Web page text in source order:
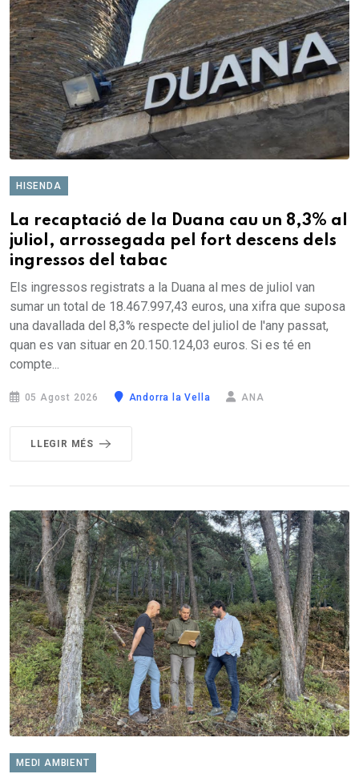
HISENDA
La recaptació de la Duana cau un 8,3% al
juliol, arrossegada pel fort descens dels
ingressos del tabac
Els ingressos registrats a la Duana al mes de juliol van
sumar un total de 18.467.997,43 euros, una xifra que suposa
una davallada del 8,3% respecte del juliol de l'any passat,
quan es van situar en 20.150.124,03 euros. Si es té en
compte...
05 Agost 2026 Andorra la Vella ANA
LLEGIR MÉS
MEDI AMBIENT